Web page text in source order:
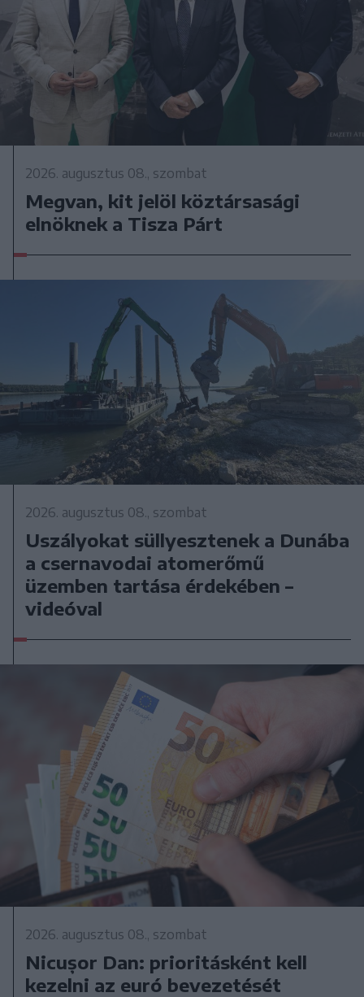
2026. augusztus 08., szombat
Megvan, kit jelöl köztársasági
elnöknek a Tisza Párt
2026. augusztus 08., szombat
Uszályokat süllyesztenek a Dunába
a csernavodai atomerőmű
üzemben tartása érdekében –
videóval
2026. augusztus 08., szombat
Nicușor Dan: prioritásként kell
kezelni az euró bevezetését